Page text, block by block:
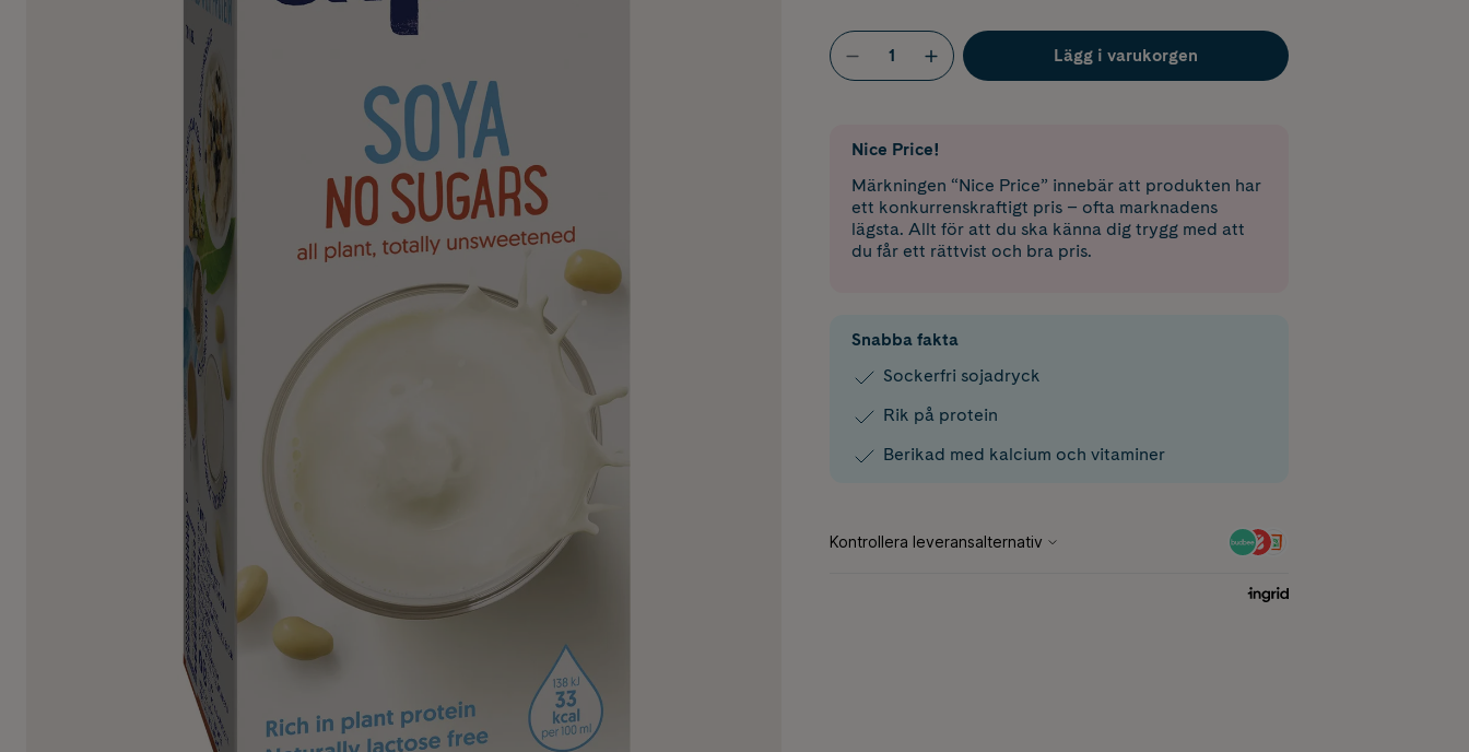
Lägg i varukorgen
Nice Price!
Märkningen “Nice Price” innebär att produkten har
ett konkurrenskraftigt pris – ofta marknadens
lägsta. Allt för att du ska känna dig trygg med att
du får ett rättvist och bra pris.
Snabba fakta
Sockerfri sojadryck
Rik på protein
Berikad med kalcium och vitaminer